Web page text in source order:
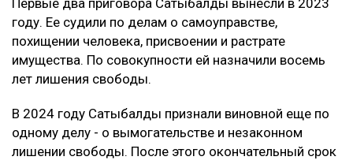
Сатыбалды. После продажи построенного жилья у
Жунусова остался долг перед «ВТБ Банком» на
сумму более 8 млрд тенге.
Что решила судья
Сатыбалды вину не признала. Она заявила, что не
понимает предъявленного ей обвинения и не считает
себя виновной в том, что у Жунусова образовался